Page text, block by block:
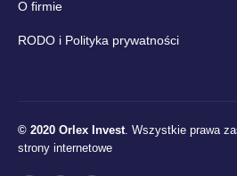
O firmie
RODO i Polityka prywatności
© 2020 Orlex Invest. Wszystkie prawa
strony internetowe